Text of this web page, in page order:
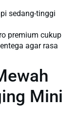
sedang-tinggi
premium cukup
agar rasa
Mini